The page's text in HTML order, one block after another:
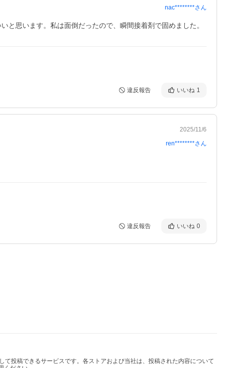
nac********さん
思います。私は面倒だったので、瞬間接着剤で固めました。
違反報告 いいね 1
2025/11/6
ren********さん
違反報告 いいね 0
投稿できるサービスです。各ストアおよび当社は、投稿された内容について